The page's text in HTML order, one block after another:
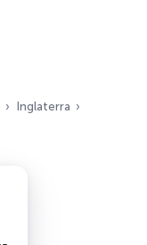
Inglaterra